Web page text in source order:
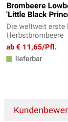
Brombeere
'Little Black
Die weltweit erste
Herbstbrombeere
ab € 11,65/Pfl.
lieferbar